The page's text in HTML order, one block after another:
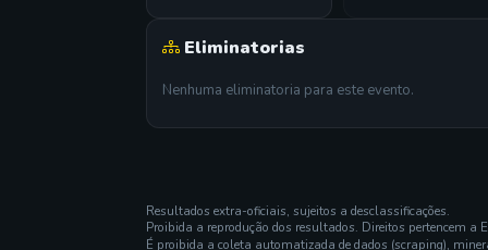
Eliminatorias
Nenhuma eliminatoria para este evento.
Resultados extra-oficiais, sujeitos a desclassificações.
Proibida a reprodução dos resultados. Direitos pertencem a
É proibida a coleta automatizada de dados (scraping),